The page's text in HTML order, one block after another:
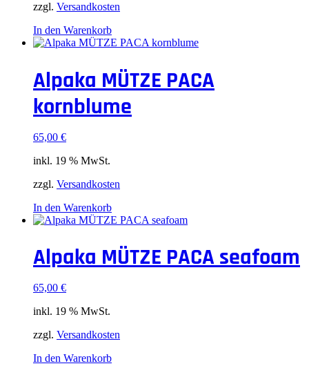
zzgl. Versandkosten
In den Warenkorb
Alpaka MÜTZE PACA
kornblume
65,00 €
inkl. 19 % MwSt.
zzgl. Versandkosten
In den Warenkorb
Alpaka MÜTZE PACA seafoam
65,00 €
inkl. 19 % MwSt.
zzgl. Versandkosten
In den Warenkorb